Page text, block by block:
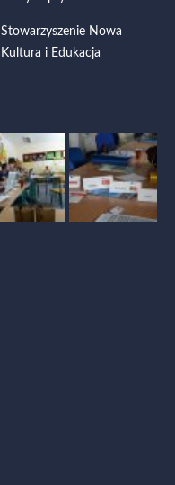
Stowarzyszenie Nowa
Kultura i Edukacja